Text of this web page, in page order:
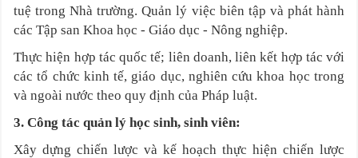
tuệ trong Nhà trường. Quản lý việc biên tập và phát hành
các Tập san Khoa học - Giáo dục - Nông nghiệp.
Thực hiện hợp tác quốc tế; liên doanh, liên kết hợp tác với
các tổ chức kinh tế, giáo dục, nghiên cứu khoa học trong
và ngoài nước theo quy định của Pháp luật.
3. Công tác quản lý học sinh, sinh viên:
Xây dựng chiến lược và kế hoạch thực hiện chiến lược